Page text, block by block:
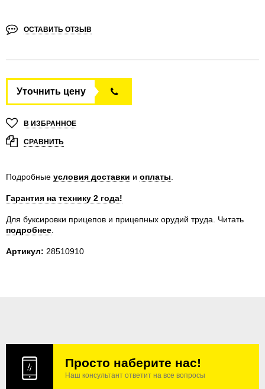
ОСТАВИТЬ ОТЗЫВ
Уточнить цену
В ИЗБРАННОЕ
СРАВНИТЬ
Подробные условия доставки и оплаты
Гарантия на технику 2 года!
Для буксировки прицепов и прицепных орудий труда.
Читать
подробнее
Артикул: 28510910
Просто наберите нас!
Наш консультант ответит на все вопросы